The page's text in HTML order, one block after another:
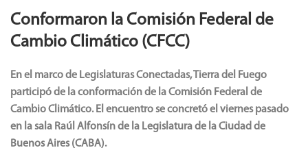
Conformaron la Comisión Federal de
Cambio Climático (CFCC)
En el marco de Legislaturas Conectadas, Tierra del Fuego
participó de la conformación de la Comisión Federal de
Cambio Climático. El encuentro se concretó el viernes pasado
en la sala Raúl Alfonsín de la Legislatura de la Ciudad de
Buenos Aires (CABA).